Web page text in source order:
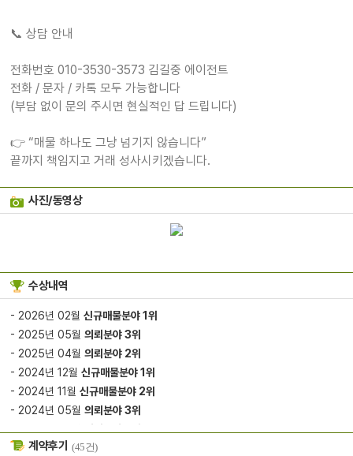
📞 상담 안내
전화번호 010-3530-3573 김길중 에이전트
전화 / 문자 / 카톡 모두 가능합니다
(부담 없이 문의 주시면 현실적인 답 드립니다)
👉 “매물 하나도 그냥 넘기지 않습니다”
끝까지 책임지고 거래 성사시키겠습니다.
사진/동영상
수상내역
- 2026년 02월신규매물분야 1위
- 2025년 05월의뢰분야 3위
- 2025년 04월의뢰분야 2위
- 2024년 12월신규매물분야 1위
- 2024년 11월신규매물분야 2위
- 2024년 05월의뢰분야 3위
- 2024년 04월의뢰분야 2위
- 2022년 08월의뢰분야 2위
계약후기 (45건)